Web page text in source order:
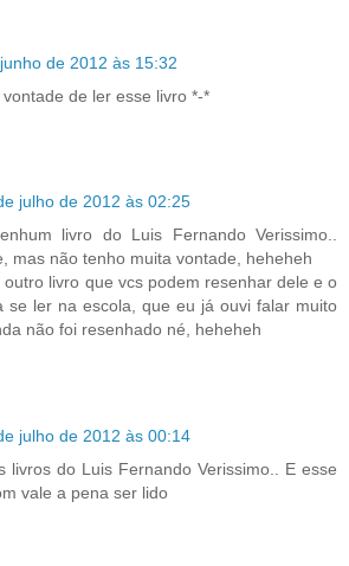
de 2012 às 15:32
de ler esse livro *-*
julho de 2012 às 02:25
livro do Luis Fernando Verissimo..
mas não tenho muita vontade, heheheh
livro que vcs podem resenhar dele e o
se ler na escola, que eu já ouvi falar muito
não foi resenhado né, heheheh
julho de 2012 às 00:14
livros do Luis Fernando Verissimo.. E esse
vale a pena ser lido